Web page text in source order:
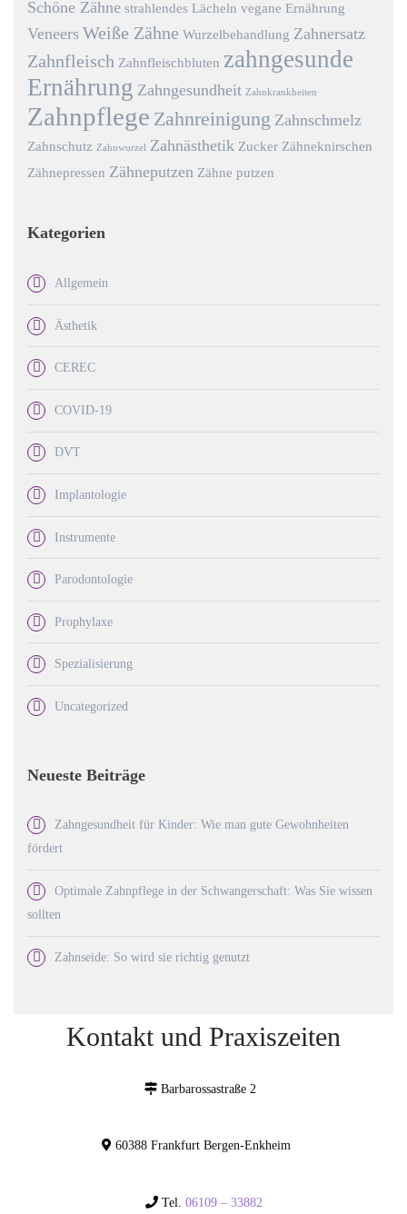
Schöne Zähne strahlendes Lächeln vegane Ernährung
Veneers Weiße Zähne Wurzelbehandlung Zahnersatz
Zahnfleisch Zahnfleischbluten zahngesunde
Ernährung Zahngesundheit Zahnkrankheiten
Zahnpflege Zahnreinigung Zahnschmelz
Zahnschutz Zahnwurzel Zahnästhetik Zucker Zähneknirschen
Zähnepressen Zähneputzen Zähne putzen
Kategorien
Allgemein
Ästhetik
CEREC
COVID-19
DVT
Implantologie
Instrumente
Parodontologie
Prophylaxe
Spezialisierung
Uncategorized
Neueste Beiträge
Zahngesundheit für Kinder: Wie man gute Gewohnheiten
fördert
Optimale Zahnpflege in der Schwangerschaft: Was Sie wissen
sollten
Zahnseide: So wird sie richtig genutzt
Kontakt und Praxiszeiten
Barbarossastraße 2
60388 Frankfurt Bergen-Enkheim
Tel. 06109 – 33882